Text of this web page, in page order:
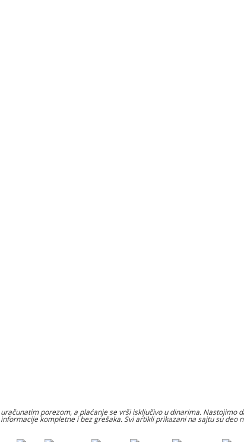
porezom, a plaćanje se vrši isključivo u dinarima.
kompletne i bez grešaka. Svi artikli prikazani na sajtu su deo